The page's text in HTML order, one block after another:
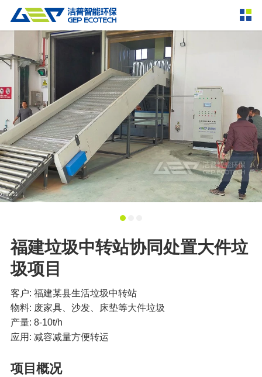
产品中心 撕碎设备
双轴撕碎机
四轴撕碎机 液压粗碎机
垃圾破袋机 移动式撕碎站
粉碎设备
环锤式粉碎机 鼓式粉碎机
轮胎钢丝分离机 通用型粉碎机
破碎设备
颚式破碎机
圆锥破碎机
重型锤式破碎机 移动式破碎站
RDF成型机
液压打包机
成套机组
封闭式破碎系统 废轮胎热解系统
分选分离设备
磁选机
解决方案
服务支持
新闻资讯
走进洁普
联系我们
福建垃圾中转站协同处置大件垃
圾项目
客户: 福建某县生活垃圾中转站
物料: 废家具、沙发、床垫等大件垃圾
产量: 8-10t/h
应用: 减容减量方便转运
项目概况